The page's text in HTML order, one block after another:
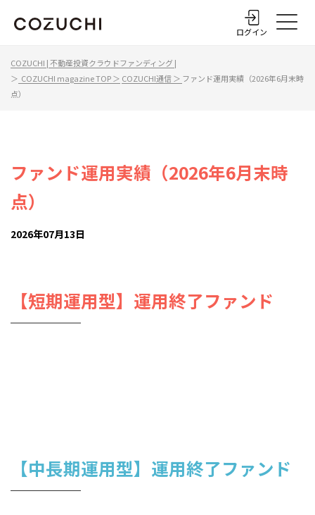
ログイン
COZUCHI | 不動産投資クラウドファンディング |
＞ COZUCHI magazine TOP ＞ COZUCHI通信 ＞ ファンド運用実績（2026年6月末時
点）
ファンド運用実績（2026年6月末時
点）
2026年07月13日
【短期運用型】運用終了ファンド
【中長期運用型】運用終了ファンド